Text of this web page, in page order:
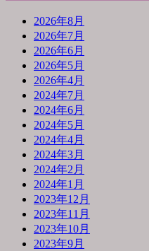
2026年8月
2026年7月
2026年6月
2026年5月
2026年4月
2024年7月
2024年6月
2024年5月
2024年4月
2024年3月
2024年2月
2024年1月
2023年12月
2023年11月
2023年10月
2023年9月